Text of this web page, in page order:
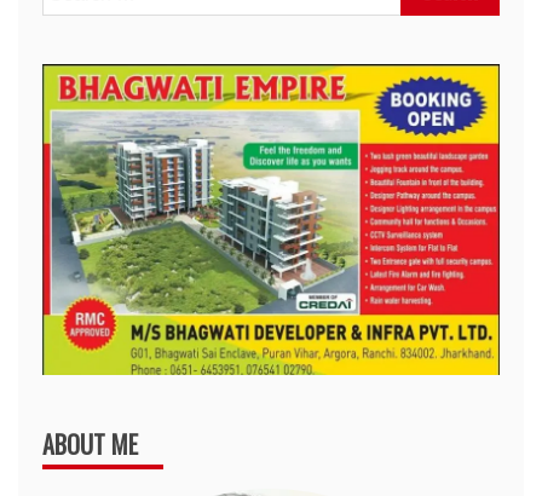
for:
ABOUT ME